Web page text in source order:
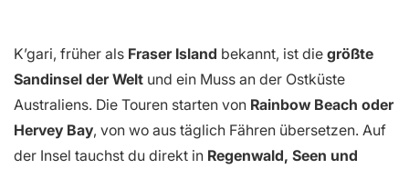
K’gari, früher als Fraser Island bekannt, ist die größte
Sandinsel der Welt und ein Muss an der Ostküste
Australiens. Die Touren starten von Rainbow Beach oder
Hervey Bay, von wo aus täglich Fähren übersetzen. Auf
der Insel tauchst du direkt in Regenwald, Seen und